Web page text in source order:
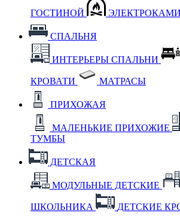
ГОСТИНОЙ
СПАЛЬНЯ
ИНТЕРЬЕРЫ СПАЛЬНИ
КРОВАТИ МАТРАСЫ
ПРИХОЖАЯ
МАЛЕНЬКИЕ ПРИХОЖИЕ
ТУМБЫ
ДЕТСКАЯ
МОДУЛЬНЫЕ ДЕТСКИЕ
ШКОЛЬНИКА ДЕТСКИЕ